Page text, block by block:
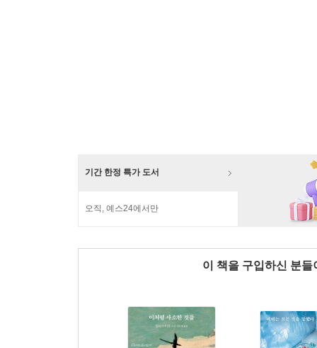
기간 한정 특가 도서
오직, 예스24에서만
이 책을 구입하신 분